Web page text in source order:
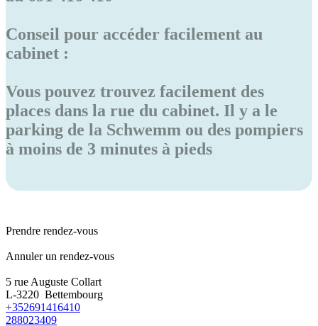
Conseil pour accéder facilement au
cabinet :
Vous pouvez trouvez facilement des
places dans la rue du cabinet. Il y a le
parking de la Schwemm ou des pompiers
à moins de 3 minutes à pieds
Prendre rendez-vous
Annuler un rendez-vous
5 rue Auguste Collart
L-3220 Bettembourg
+352691416410
288023409